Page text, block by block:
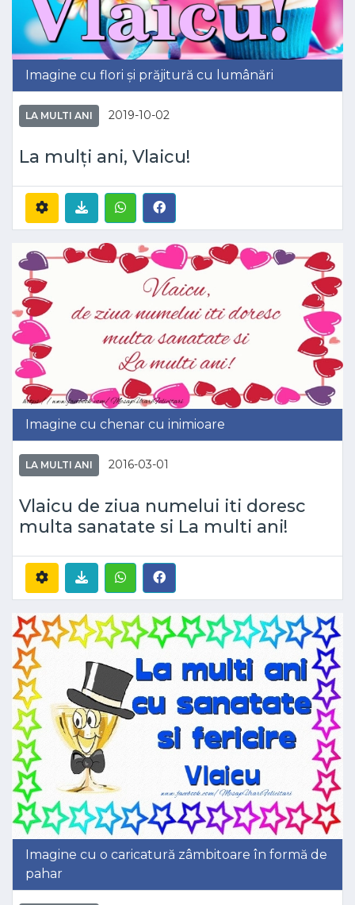
Imagine cu flori și prăjitură cu lumânări
LA MULTI ANI 2019-10-02
La mulți ani, Vlaicu!
Imagine cu chenar cu inimioare
LA MULTI ANI 2016-03-01
Vlaicu de ziua numelui iti doresc
multa sanatate si La multi ani!
Imagine cu o caricatură zâmbitoare în formă de
pahar